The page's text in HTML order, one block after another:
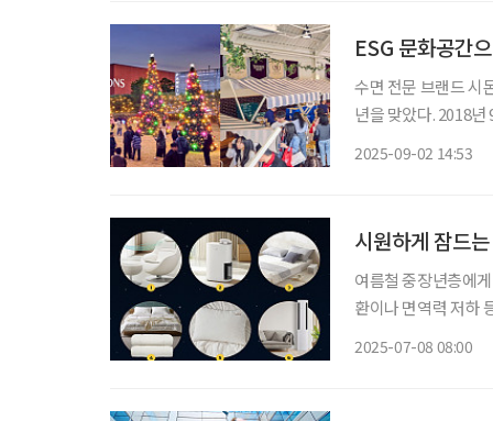
ESG 문화공간
수면 전문 브랜드 시
년을 맞았다. 2018
2025-09-02 14:53
시원하게 잠드
여름철 중장년층에
환이나 면역력 저하
2025-07-08 08:00